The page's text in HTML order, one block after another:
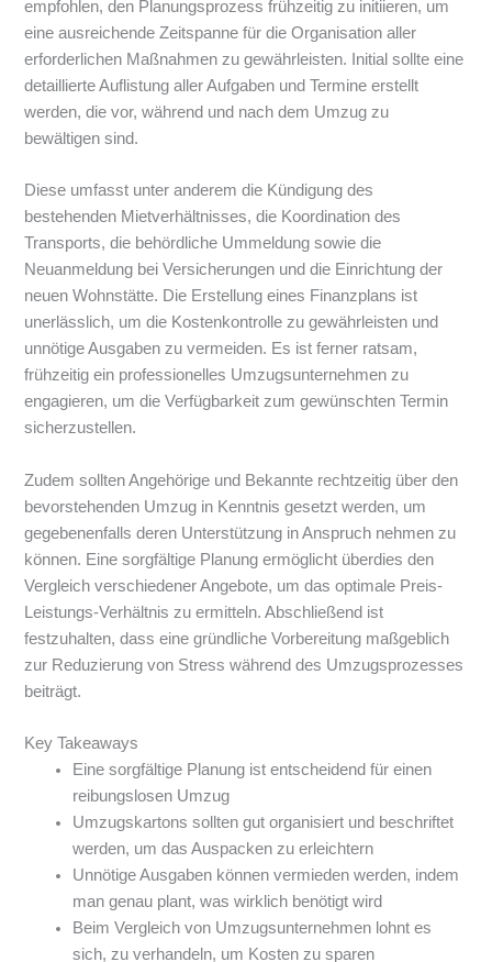
empfohlen, den Planungsprozess frühzeitig zu initiieren, um
eine ausreichende Zeitspanne für die Organisation aller
erforderlichen Maßnahmen zu gewährleisten. Initial sollte eine
detaillierte Auflistung aller Aufgaben und Termine erstellt
werden, die vor, während und nach dem Umzug zu
bewältigen sind.
Diese umfasst unter anderem die Kündigung des
bestehenden Mietverhältnisses, die Koordination des
Transports, die behördliche Ummeldung sowie die
Neuanmeldung bei Versicherungen und die Einrichtung der
neuen Wohnstätte. Die Erstellung eines Finanzplans ist
unerlässlich, um die Kostenkontrolle zu gewährleisten und
unnötige Ausgaben zu vermeiden. Es ist ferner ratsam,
frühzeitig ein professionelles Umzugsunternehmen zu
engagieren, um die Verfügbarkeit zum gewünschten Termin
sicherzustellen.
Zudem sollten Angehörige und Bekannte rechtzeitig über den
bevorstehenden Umzug in Kenntnis gesetzt werden, um
gegebenenfalls deren Unterstützung in Anspruch nehmen zu
können. Eine sorgfältige Planung ermöglicht überdies den
Vergleich verschiedener Angebote, um das optimale Preis-
Leistungs-Verhältnis zu ermitteln. Abschließend ist
festzuhalten, dass eine gründliche Vorbereitung maßgeblich
zur Reduzierung von Stress während des Umzugsprozesses
beiträgt.
Key Takeaways
Eine sorgfältige Planung ist entscheidend für einen
reibungslosen Umzug
Umzugskartons sollten gut organisiert und beschriftet
werden, um das Auspacken zu erleichtern
Unnötige Ausgaben können vermieden werden, indem
man genau plant, was wirklich benötigt wird
Beim Vergleich von Umzugsunternehmen lohnt es
sich, zu verhandeln, um Kosten zu sparen